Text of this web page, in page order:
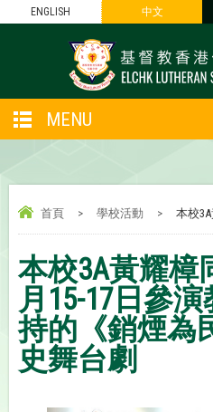
ENGLISH 中文
MENU
首頁 > 學校活動 > 本校
本校3A黃耀樟
月15-17日參
持的《銷煙為
史舞台劇